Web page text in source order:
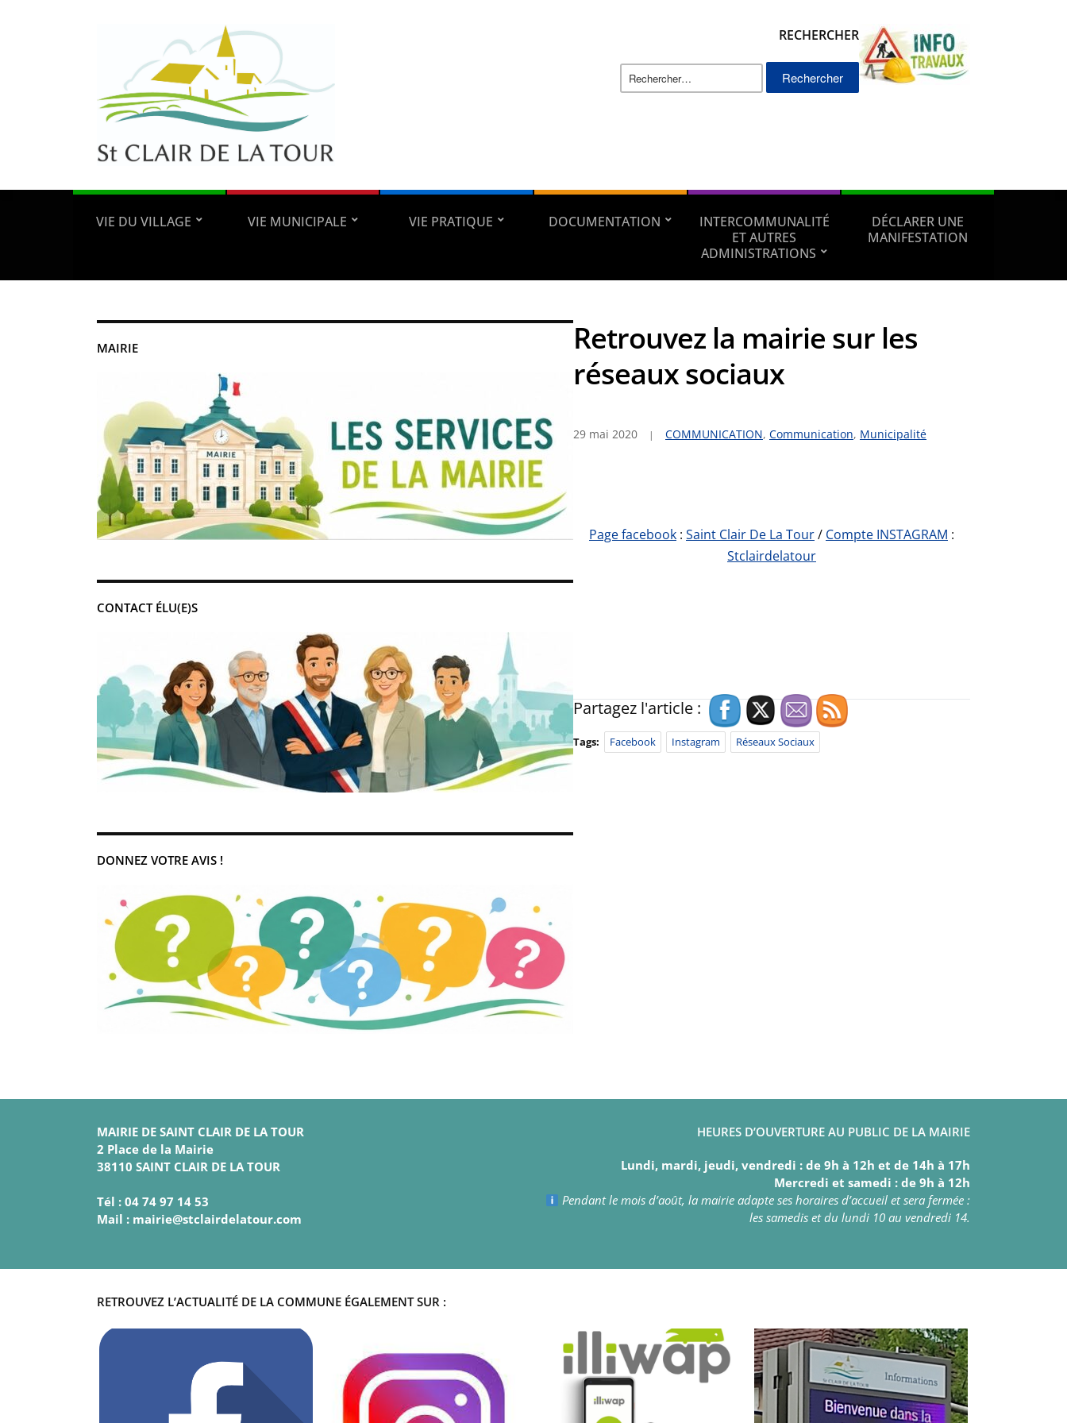
RECHERCHER
Rechercher :
VIE DU VILLAGE VIE MUNICIPALE VIE PRATIQUE DOCUMENTATION
INTERCOMMUNALITÉ
ET AUTRES
ADMINISTRATIONS
DÉCLARER UNE
MANIFESTATION
MAIRIE
CONTACT ÉLU(E)S
DONNEZ VOTRE AVIS !
Retrouvez la mairie sur les
réseaux sociaux
29 mai 2020 COMMUNICATION, Communication, Municipalité
Page facebook : Saint Clair De La Tour/ Compte INSTAGRAM :
Stclairdelatour
Partagez l'article :
Tags: Facebook Instagram Réseaux Sociaux
MAIRIE DE SAINT CLAIR DE LA TOUR
2 Place de la Mairie
38110 SAINT CLAIR DE LA TOUR
Tél : 04 74 97 14 53
Mail : mairie@stclairdelatour.com
HEURES D’OUVERTURE AU PUBLIC DE LA MAIRIE
Lundi, mardi, jeudi, vendredi : de 9h à 12h et de 14h à 17h
Mercredi et samedi : de 9h à 12h
Pendant le mois d’août, la mairie adapte ses horaires d’accueil et sera fermée :
les samedis et du lundi 10 au vendredi 14.
RETROUVEZ L’ACTUALITÉ DE LA COMMUNE ÉGALEMENT SUR :